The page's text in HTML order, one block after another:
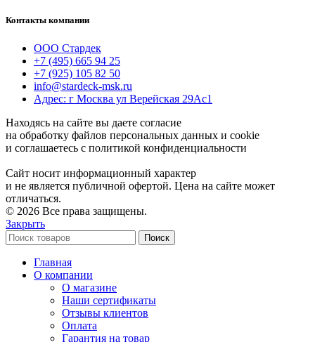
Контакты компании
ООО Стардек
+7 (495) 665 94 25
+7 (925) 105 82 50
info@stardeck-msk.ru
Адрес: г Москва ул Верейская 29Ас1
Находясь на сайте вы даете согласие
на обработку файлов персональных данных и cookie
и соглашаетесь с политикой конфиденциальности
Сайт носит информационный характер
и не является публичной офертой. Цена на сайте может
отличаться.
© 2026 Все права защищены.
Закрыть
Поиск
Главная
О компании
О магазине
Наши сертификаты
Отзывы клиентов
Оплата
Гарантия на товар